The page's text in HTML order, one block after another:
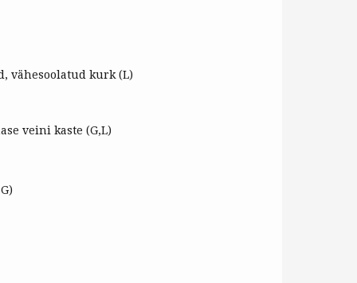
vähesoolatud kurk (L)
veini kaste (G,L)